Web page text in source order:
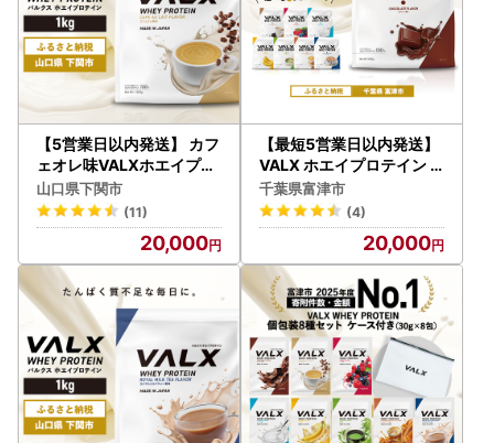
【5営業日以内発送】 カフ
ェオレ味VALXホエイプロ
テイン1kg プロテイン IY
山口県下関市
(11)
20,000
【最短5営業日以内発送】
VALX ホエイプロテイン 1
kgチョコレート風味
千葉県富津市
(4)
20,000